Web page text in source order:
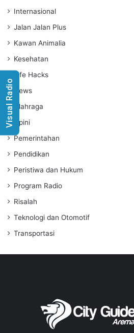
Internasional
Jalan Jalan Plus
Kawan Animalia
Kesehatan
Life Hacks
News
Olahraga
Opini
Pemerintahan
Pendidikan
Peristiwa dan Hukum
Program Radio
Risalah
Teknologi dan Otomotif
Transportasi
Visual Radio